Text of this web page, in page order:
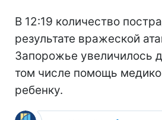
В 12:19 количество
результате вражеской
Запорожье увеличилось
том числе помощь
ребенку.